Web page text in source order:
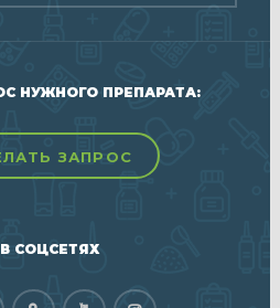
НУЖНОГО ПРЕПАРАТА:
ЗАПРОС
СОЦСЕТЯХ